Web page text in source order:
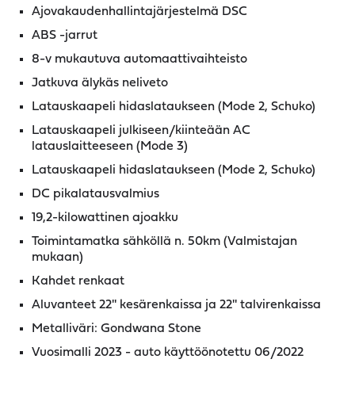
Ajovakaudenhallintajärjestelmä DSC
ABS -jarrut
8-v mukautuva automaattivaihteisto
Jatkuva älykäs neliveto
Latauskaapeli hidaslataukseen (Mode 2, Schuko)
Latauskaapeli julkiseen/kiinteään AC
latauslaitteeseen (Mode 3)
Latauskaapeli hidaslataukseen (Mode 2, Schuko)
DC pikalatausvalmius
19,2-kilowattinen ajoakku
Toimintamatka sähköllä n. 50km (Valmistajan
mukaan)
Kahdet renkaat
Aluvanteet 22'' kesärenkaissa ja 22'' talvirenkaissa
Metalliväri: Gondwana Stone
Vuosimalli 2023 - auto käyttöönotettu 06/2022